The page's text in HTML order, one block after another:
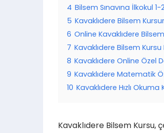
4 Bilsem Sınavına İlkokul
5 Kavaklıdere Bilsem
6 Online Kavaklıdere
7 Kavaklıdere Bilsem Kursu
8 Kavaklıdere Online Özel
9 Kavaklıdere Matematik
10 Kavaklıdere Hızlı Okuma
Kavaklıdere Bilsem Kursu,